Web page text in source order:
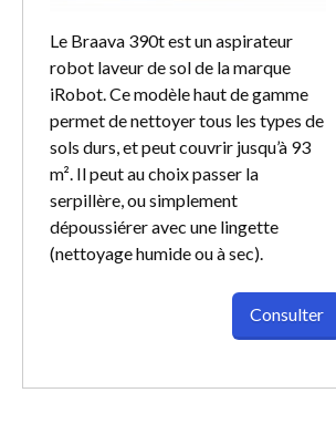
Le Braava 390t est un aspirateur
robot laveur de sol de la marque
iRobot. Ce modèle haut de gamme
permet de nettoyer tous les types de
sols durs, et peut couvrir jusqu’à 93
m². Il peut au choix passer la
serpillère, ou simplement
dépoussiérer avec une lingette
(nettoyage humide ou à sec).
Consulter